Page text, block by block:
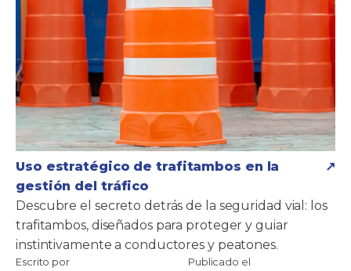
Uso estratégico de trafitambos en la
gestión del tráfico
Descubre el secreto detrás de la seguridad vial: los
trafitambos, diseñados para proteger y guiar
instintivamente a conductores y peatones.
Escrito por Publicado el